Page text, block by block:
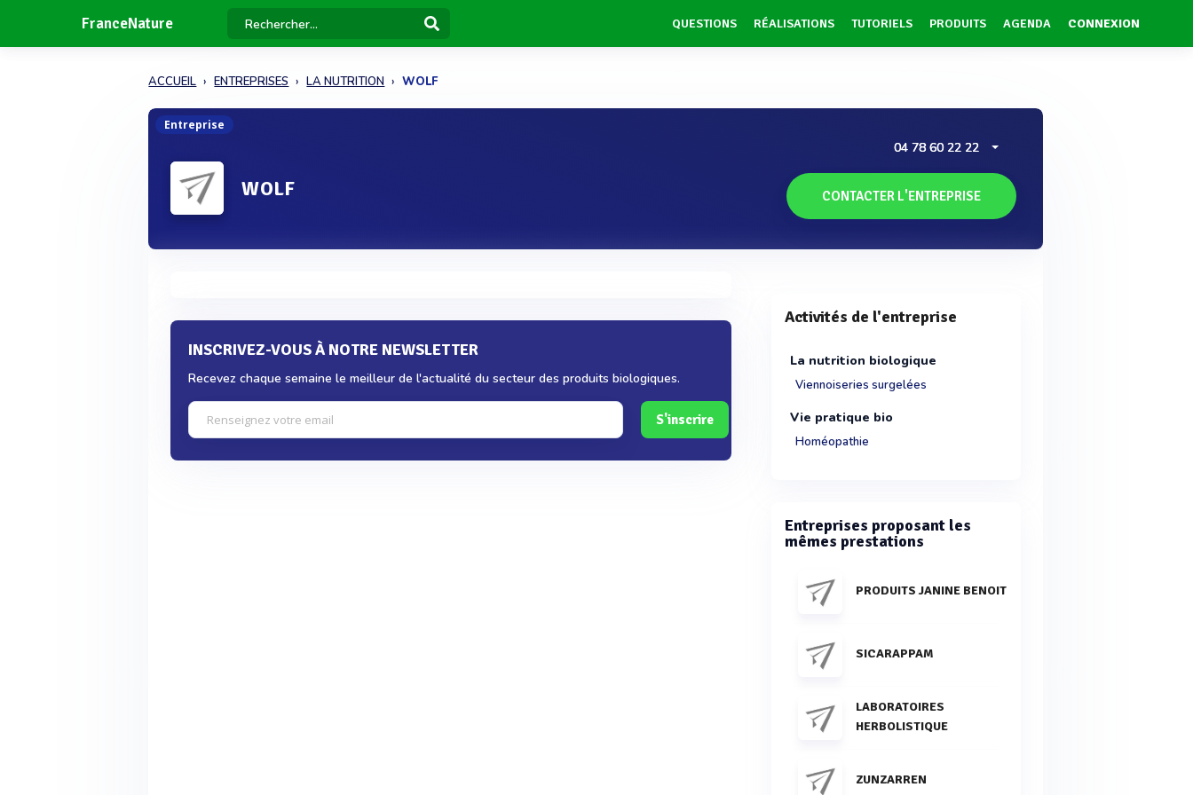
FranceNature QUESTIONS RÉALISATIONS TUTORIELS PRODUITS AGENDA CONNEXION
ACCUEIL ENTREPRISES LA NUTRITION WOLF
Entreprise
WOLF
04 78 60 22 22
CONTACTER L'ENTREPRISE
INSCRIVEZ-VOUS À NOTRE NEWSLETTER
Recevez chaque semaine le meilleur de l'actualité du secteur des produits biologiques.
S'inscrire
Activités de l'entreprise
La nutrition biologique
Viennoiseries surgelées
Vie pratique bio
Homéopathie
Entreprises proposant les
mêmes prestations
PRODUITS JANINE BENOIT
SICARAPPAM
LABORATOIRES
HERBOLISTIQUE
ZUNZARREN